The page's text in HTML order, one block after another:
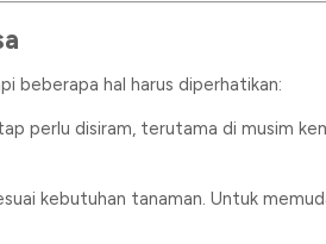
beberapa hal harus diperhatikan:
perlu disiram, terutama di musim
kebutuhan tanaman. Untuk